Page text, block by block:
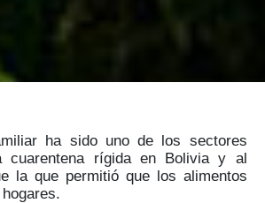
ha sido uno de los sectores
cuarentena rígida en Bolivia y al
la que permitió que los alimentos